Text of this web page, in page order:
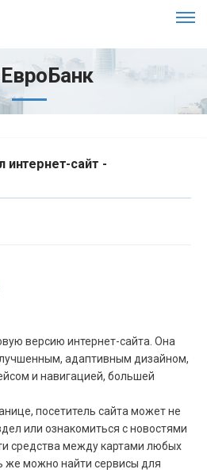
интернет-сайт -
версию интернет-сайта. Она
адаптивным дизайном,
и навигацией, большей
посетитель сайта может не
или ознакомиться с новостями
средства между картами любых
же можно найти сервисы для